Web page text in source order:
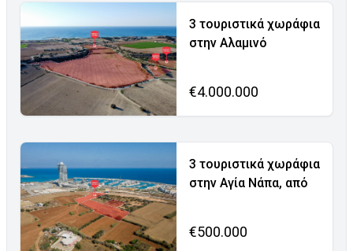
3 τουριστικά χωράφια
στην Αλαμινό
€4.000.000
3 τουριστικά χωράφια
στην Αγία Νάπα, από
€500.000